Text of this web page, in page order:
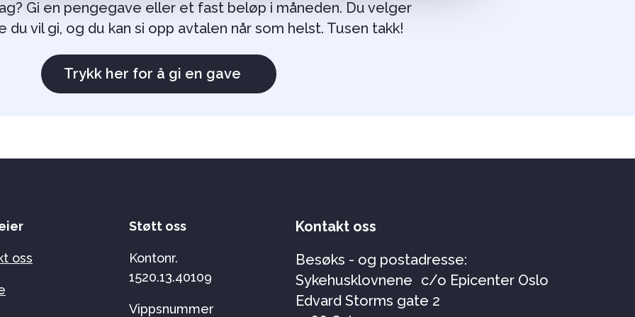
Gi en pengegave eller et fast beløp i måneden. Du velger
du vil gi, og du kan si opp avtalen når som helst. Tusen takk!
Trykk her for å gi en gave
oss
Støtt oss
Kontonr.
1520.13.40109
Vippsnummer
Kontakt oss
Besøks - og postadresse:
Sykehusklovnene c/o Epicenter Oslo
Edvard Storms gate 2